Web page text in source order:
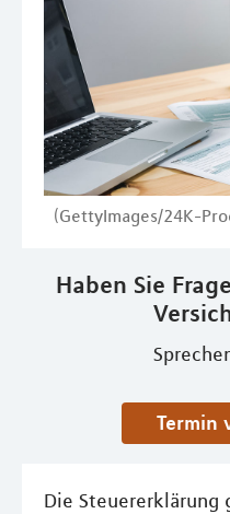
(GettyImages/24K-
Haben Sie
Die Steuererklärung